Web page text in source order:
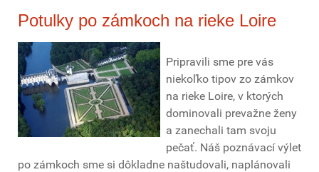
Potulky po zámkoch na rieke Loire
Pripravili sme pre vás
niekoľko tipov zo zámkov
na rieke Loire, v ktorých
dominovali prevažne ženy
a zanechali tam svoju
pečať. Náš poznávací výlet
po zámkoch sme si dôkladne naštudovali, naplánovali